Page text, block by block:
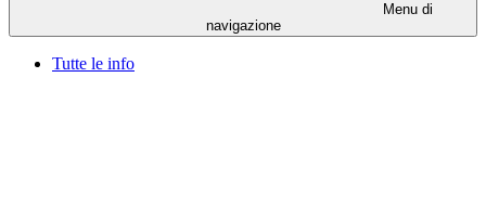
Menu di
navigazione
Tutte le info